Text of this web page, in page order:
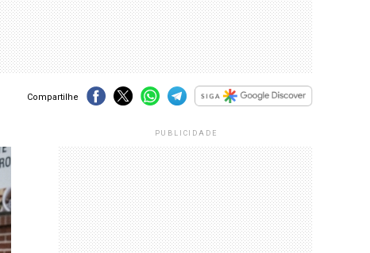
Compartilhe
PUBLICIDADE